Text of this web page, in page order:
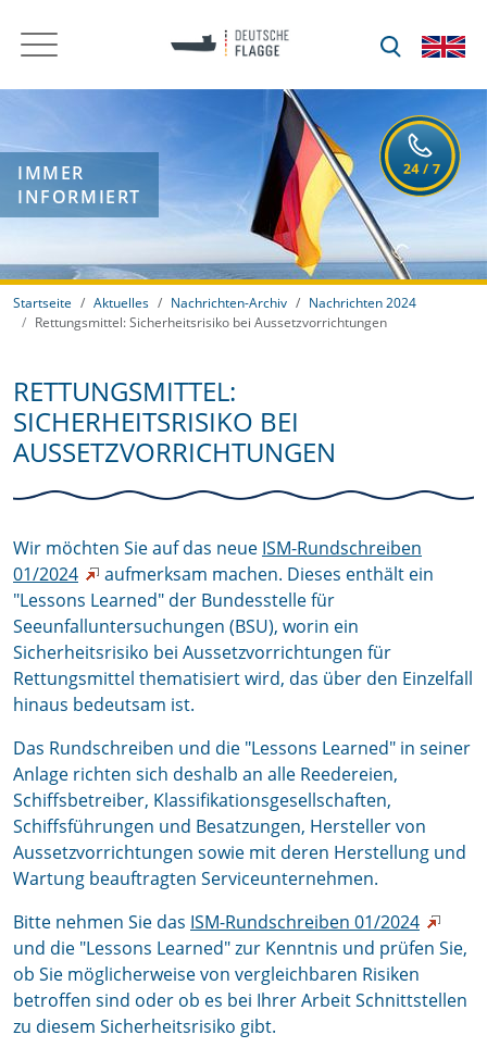
IMMER
INFORMIERT
Startseite Aktuelles Nachrichten-Archiv
Nachrichten 2024
Rettungsmittel: Sicherheitsrisiko bei Aussetzvorrichtungen
RETTUNGSMITTEL:
SICHERHEITSRISIKO BEI
AUSSETZVORRICHTUNGEN
Wir möchten Sie auf das neue ISM-Rundschreiben
01/2024
aufmerksam machen. Dieses enthält ein
"Lessons Learned" der Bundesstelle für
Seeunfalluntersuchungen (BSU), worin ein
Sicherheitsrisiko bei Aussetzvorrichtungen für
Rettungsmittel thematisiert wird, das über den Einzelfall
hinaus bedeutsam ist.
Das Rundschreiben und die "Lessons Learned" in seiner
Anlage richten sich deshalb an alle Reedereien,
Schiffsbetreiber, Klassifikationsgesellschaften,
Schiffsführungen und Besatzungen, Hersteller von
Aussetzvorrichtungen sowie mit deren Herstellung und
Wartung beauftragten Serviceunternehmen.
Bitte nehmen Sie das ISM-Rundschreiben 01/2024
und die "Lessons Learned" zur Kenntnis und prüfen Sie,
ob Sie möglicherweise von vergleichbaren Risiken
betroffen sind oder ob es bei Ihrer Arbeit Schnittstellen
zu diesem Sicherheitsrisiko gibt.